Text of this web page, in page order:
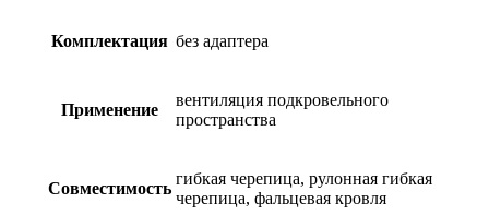
Комплектация без адаптера
Применение
вентиляция подкровельного
пространства
Совместимость
гибкая черепица, рулонная гибкая
черепица, фальцевая кровля